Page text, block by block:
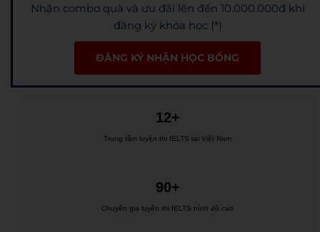
Nhận combo quà và ưu đãi lên đến 10.000.000đ khi
đăng ký khóa học (*)
ĐĂNG KÝ NHẬN HỌC BỔNG
12+
Trung tâm luyện thi IELTS tại Việt Nam
90+
Chuyên gia luyện thi IELTS trình độ cao